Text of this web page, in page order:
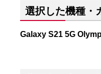
選択した機種・
Galaxy S21 5G